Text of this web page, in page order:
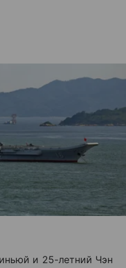
и 25-летний Чэн